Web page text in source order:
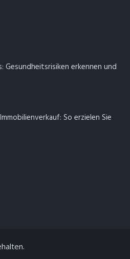
Gesundheitsrisiken erkennen und
So erzielen Sie